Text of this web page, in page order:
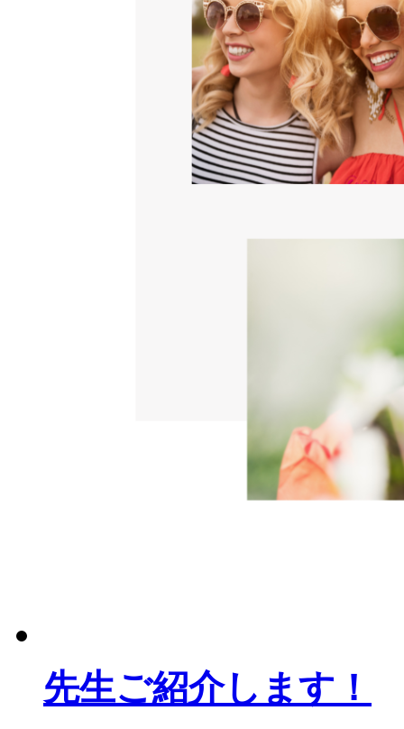
先生ご紹介します！